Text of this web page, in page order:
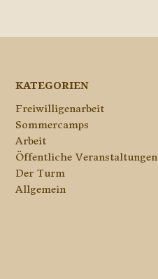
KATEGORIEN
Freiwilligenarbeit
Sommercamps
Arbeit
Öffentliche Veranstaltungen
Der Turm
Allgemein